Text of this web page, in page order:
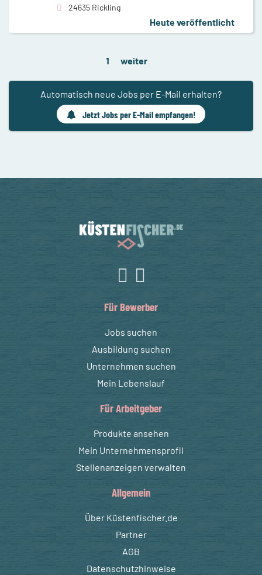
24635 Rickling
Heute veröffentlicht
1 weiter
Automatisch neue Jobs per E-Mail erhalten?
Jetzt Jobs per E-Mail empfangen!
Für Bewerber
Jobs suchen
Ausbildung suchen
Unternehmen suchen
Mein Lebenslauf
Für Arbeitgeber
Produkte ansehen
Mein Unternehmensprofil
Stellenanzeigen verwalten
Allgemein
Über Küstenfischer.de
Partner
AGB
Datenschutzhinweise